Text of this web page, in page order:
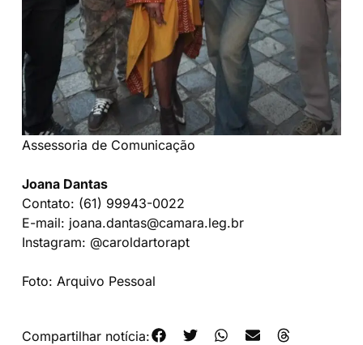
Assessoria de Comunicação
Joana Dantas
Contato: (61) 99943-0022
E-mail: joana.dantas@camara.leg.br
Instagram: @caroldartorapt
Foto: Arquivo Pessoal
Compartilhar notícia: